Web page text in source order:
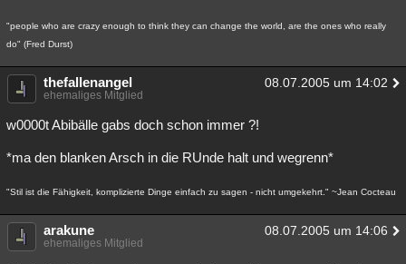
"people who are crazy enough to think they can change the world, are the ones who really
do" (Fred Durst)
thefallenangel 08.07.2005 um 14:02
ehemaliges Mitglied
w0000t Abibälle gabs doch schon immer ?!
*ma den blanken Arsch in die RUnde halt und wegrenn*
"Stil ist die Fähigkeit, komplizierte Dinge einfach zu sagen - nicht umgekehrt." ~Jean Cocteau
arakune 08.07.2005 um 14:06
ehemaliges Mitglied